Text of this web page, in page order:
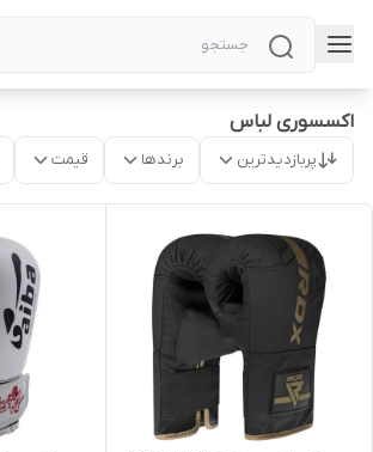
اکسسوری لباس
پربازدیدترین برندها قیمت